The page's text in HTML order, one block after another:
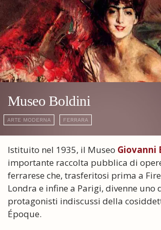
Museo Boldini
ARTE MODERNA FERRARA
Istituito nel 1935, il Museo Giovanni
importante raccolta pubblica di
ferrarese che, trasferitosi prima a
Londra e infine a Parigi, divenne uno
protagonisti indiscussi della
Époque.